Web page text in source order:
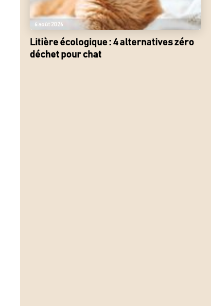
6 août 2026
Litière écologique : 4 alternatives zéro
déchet pour chat